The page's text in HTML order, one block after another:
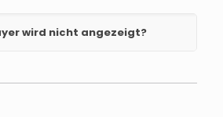
wird nicht angezeigt?